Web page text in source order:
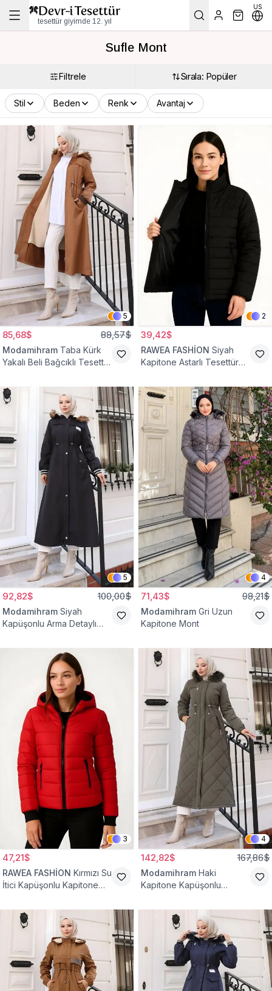
tesettür giyimde 12. yıl
US
Sufle Mont
Filtrele Sırala: Popüler
Stil Beden Renk Avantaj
5
85,68$ 88,57$
Modamihram Taba Kürk
Yakalı Beli Bağcıklı Tesettür
2
39,42$
RAWEA FASHİON Siyah
Kapitone Astarlı Tesettür
5
92,82$ 100,00$
Modamihram Siyah
Kapüşonlu Arma Detaylı
4
71,43$ 98,21$
Modamihram Gri Uzun
Kapitone Mont
3
47,21$
RAWEA FASHİON Kırmızı Su
İtici Kapüşonlu Kapitone
4
142,82$ 167,86$
Modamihram Haki
Kapitone Kapüşonlu